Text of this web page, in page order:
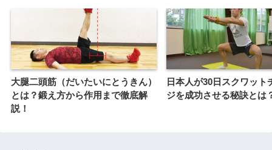
大腿二頭筋（だいたいにとうきん）
とは？鍛え方から作用まで徹底解
説！
日本人が30日スクワット
ジを成功させる秘訣とは